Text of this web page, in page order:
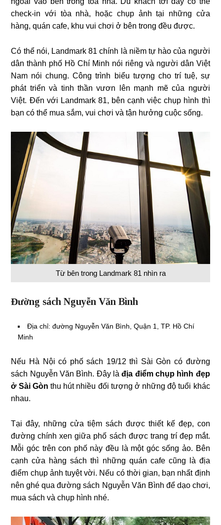
check-in với tòa nhà, hoặc chụp ảnh tại những cửa
hàng, quán cafe, khu vui chơi ở bên trong đều được.
Có thể nói, Landmark 81 chính là niềm tự hào của người
dân thành phố Hồ Chí Minh nói riêng và người dân Việt
Nam nói chung. Công trình biểu tượng cho trí tuệ, sự
phát triển và tinh thần vươn lên mạnh mẽ của người
Việt. Đến với Landmark 81, bên cạnh việc chụp hình thì
bạn có thể mua sắm, vui chơi và tận hưởng cuộc sống.
Từ bên trong Landmark 81 nhìn ra
Đường sách Nguyễn Văn Bình
Địa chỉ: đường Nguyễn Văn Bình, Quận 1, TP. Hồ Chí
Minh
Nếu Hà Nội có phố sách 19/12 thì Sài Gòn có đường
sách Nguyễn Văn Bình. Đây làđịa điểm chụp hình đẹp
ở Sài Gòn thu hút nhiều đối tượng ở những độ tuổi khác
nhau.
Tại đây, những cửa tiệm sách được thiết kế đẹp, con
đường chính xen giữa phố sách được trang trí đẹp mắt.
Mỗi góc trên con phố này đều là một góc sống ảo. Bên
cạnh cửa hàng sách thì những quán cafe cũng là địa
điểm chụp ảnh tuyệt vời. Nếu có thời gian, bạn nhất định
nên ghé qua đường sách Nguyễn Văn Bình để dạo chơi,
mua sách và chụp hình nhé.